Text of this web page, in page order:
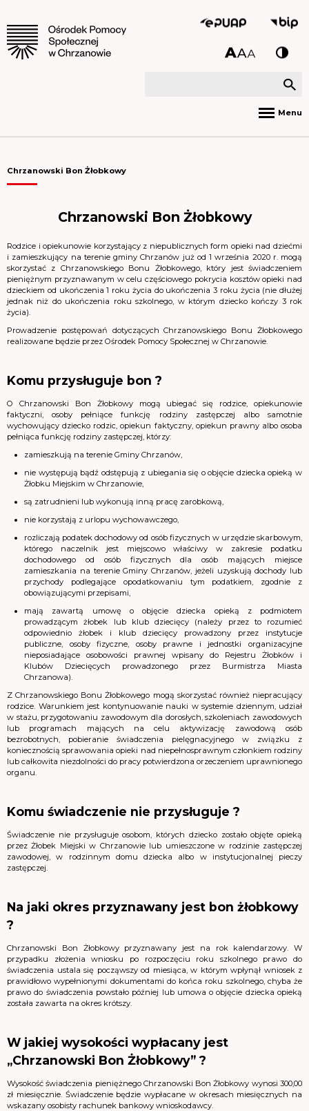
Menu
Chrzanowski Bon Żłobkowy
Chrzanowski Bon Żłobkowy
Rodzice i opiekunowie korzystający z niepublicznych form opieki nad dziećmi
i zamieszkujący na terenie gminy Chrzanów już od 1 września 2020 r. mogą
skorzystać z Chrzanowskiego Bonu Żłobkowego, który jest świadczeniem
pieniężnym przyznawanym w celu częściowego pokrycia kosztów opieki nad
dzieckiem od ukończenia 1 roku życia do ukończenia 3 roku życia (nie dłużej
jednak niż do ukończenia roku szkolnego, w którym dziecko kończy 3 rok
życia).
Prowadzenie postępowań dotyczących Chrzanowskiego Bonu Żłobkowego
realizowane będzie przez Ośrodek Pomocy Społecznej w Chrzanowie.
Komu przysługuje bon ?
O Chrzanowski Bon Żłobkowy mogą ubiegać się rodzice, opiekunowie
faktyczni, osoby pełniące funkcję rodziny zastępczej albo samotnie
wychowujący dziecko rodzic, opiekun faktyczny, opiekun prawny albo osoba
pełniąca funkcję rodziny zastępczej, którzy:
zamieszkują na terenie Gminy Chrzanów,
nie występują bądź odstępują z ubiegania się o objęcie dziecka opieką w
Żłobku Miejskim w Chrzanowie,
są zatrudnieni lub wykonują inną pracę zarobkową,
nie korzystają z urlopu wychowawczego,
rozliczają podatek dochodowy od osób fizycznych w urzędzie skarbowym,
którego naczelnik jest miejscowo właściwy w zakresie podatku
dochodowego od osób fizycznych dla osób mających miejsce
zamieszkania na terenie Gminy Chrzanów, jeżeli uzyskują dochody lub
przychody podlegające opodatkowaniu tym podatkiem, zgodnie z
obowiązującymi przepisami,
mają zawartą umowę o objęcie dziecka opieką z podmiotem
prowadzącym żłobek lub klub dziecięcy (należy przez to rozumieć
odpowiednio żłobek i klub dziecięcy prowadzony przez instytucje
publiczne, osoby fizyczne, osoby prawne i jednostki organizacyjne
nieposiadające osobowości prawnej wpisany do Rejestru Żłobków i
Klubów Dziecięcych prowadzonego przez Burmistrza Miasta
Chrzanowa).
Z Chrzanowskiego Bonu Żłobkowego mogą skorzystać również niepracujący
rodzice. Warunkiem jest kontynuowanie nauki w systemie dziennym, udział
w stażu, przygotowaniu zawodowym dla dorosłych, szkoleniach zawodowych
lub programach mających na celu aktywizację zawodową osób
bezrobotnych, pobieranie świadczenia pielęgnacyjnego w związku z
koniecznością sprawowania opieki nad niepełnosprawnym członkiem rodziny
lub całkowita niezdolności do pracy potwierdzona orzeczeniem uprawnionego
organu.
Komu świadczenie nie przysługuje ?
Świadczenie nie przysługuje osobom, których dziecko zostało objęte opieką
przez Żłobek Miejski w Chrzanowie lub umieszczone w rodzinie zastępczej
zawodowej, w rodzinnym domu dziecka albo w instytucjonalnej pieczy
zastępczej.
Na jaki okres przyznawany jest bon żłobkowy
?
Chrzanowski Bon Żłobkowy przyznawany jest na rok kalendarzowy. W
przypadku złożenia wniosku po rozpoczęciu roku szkolnego prawo do
świadczenia ustala się począwszy od miesiąca, w którym wpłynął wniosek z
prawidłowo wypełnionymi dokumentami do końca roku szkolnego, chyba że
prawo do świadczenia powstało później lub umowa o objęcie dziecka opieką
została zawarta na okres krótszy.
W jakiej wysokości wypłacany jest
„Chrzanowski Bon Żłobkowy” ?
Wysokość świadczenia pieniężnego Chrzanowski Bon Żłobkowy wynosi 300,00
zł miesięcznie. Świadczenie będzie wypłacane w okresach miesięcznych na
wskazany osobisty rachunek bankowy wnioskodawcy.